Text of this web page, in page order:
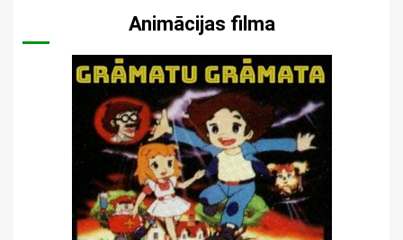
Animācijas filma